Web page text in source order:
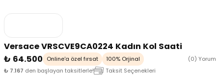
Versace VRSCVE9CA0224 Kadın Kol Saati
₺ 64.500
Online'a özel fırsat 100% Orjinal
(0) Yorum
₺ 7.167 den başlayan taksitlerle!
Taksit Seçenekleri